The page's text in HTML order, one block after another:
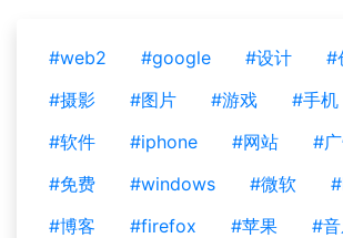
#web2 #google #设计
#
#摄影
#图片 #游戏 #手机
#软件
#iphone #网站 #
#免费
#windows #微软
#博客
#firefox #苹果 #